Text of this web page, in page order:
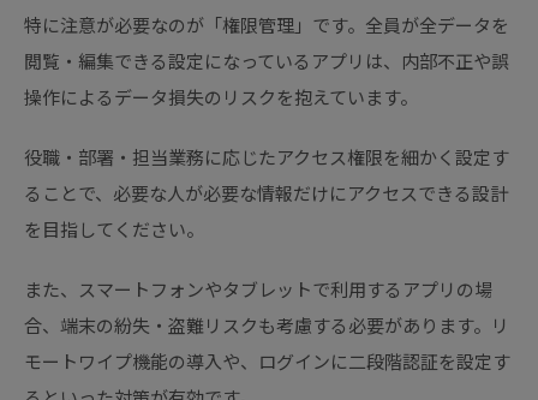
特に注意が必要なのが「権限管理」です。全員が全データを
閲覧・編集できる設定になっているアプリは、内部不正や誤
操作によるデータ損失のリスクを抱えています。
役職・部署・担当業務に応じたアクセス権限を細かく設定す
ることで、必要な人が必要な情報だけにアクセスできる設計
を目指してください。
また、スマートフォンやタブレットで利用するアプリの場
合、端末の紛失・盗難リスクも考慮する必要があります。リ
モートワイプ機能の導入や、ログインに二段階認証を設定す